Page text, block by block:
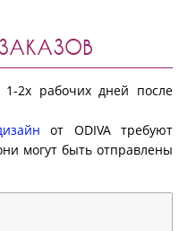
2х рабочих дней после
от ODIVA требуют
могут быть отправлены